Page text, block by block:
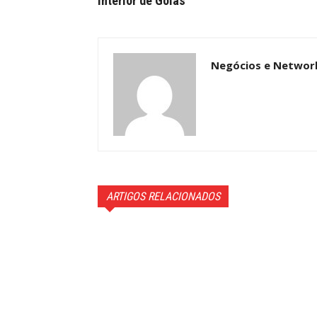
Negócios e
ARTIGOS RELACIONADOS